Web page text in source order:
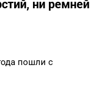
ни ремней
пошли с